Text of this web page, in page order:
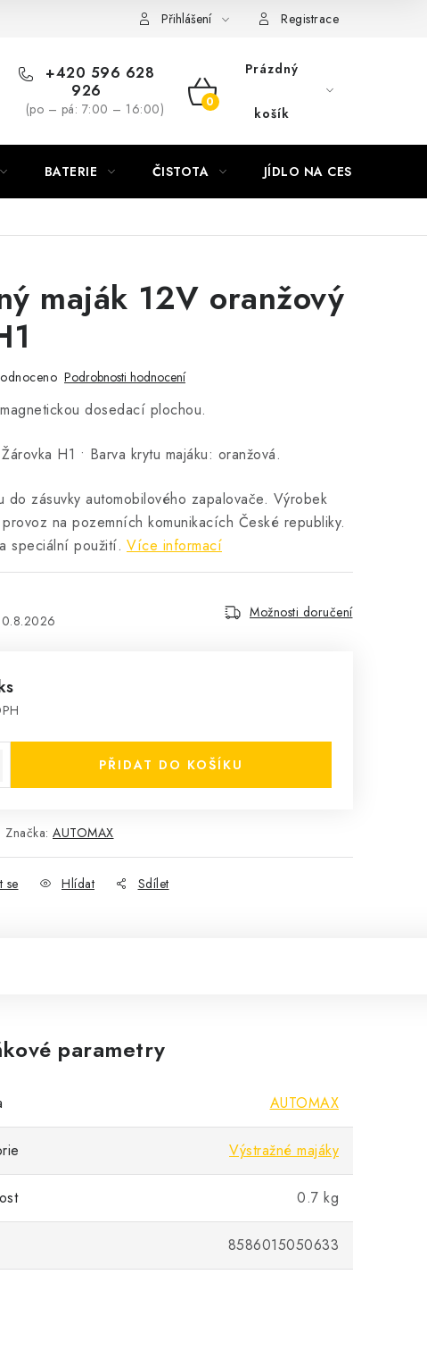
Přihlášení Registrace
+420 596 628
926
(po – pá: 7:00 – 16:00)
NÁKUPNÍ
Prázdný
košík
BATERIE ČISTOTA JÍDLO NA CESTU
maják 12V oranžový
Podrobnosti hodnocení
dosedací plochou.
H1 • Barva krytu majáku: oranžová.
do zásuvky automobilového zapalovače. Výrobek
na pozemních komunikacích České republiky.
speciální použití. Více informací
Možnosti doručení
PŘIDAT DO KOŠÍKU
Značka: AUTOMAX
se Hlídat Sdílet
parametry
AUTOMAX
Výstražné majáky
0.7 kg
8586015050633